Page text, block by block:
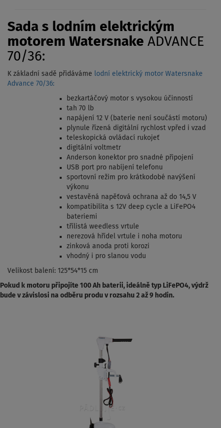
Sada s lodním elektrickým
motorem Watersnake ADVANCE
70/36:
K základní sadě přidáváme lodní elektrický motor Watersnake
Advance 70/36:
bezkartáčový motor s vysokou účinností
tah 70 lb
napájení 12 V (baterie není součástí motoru)
plynule řízená digitální rychlost vpřed i vzad
teleskopická ovládací rukojeť
digitální voltmetr
Anderson konektor pro snadné připojení
USB port pro nabíjení telefonu
sportovní režim pro krátkodobé navýšení
výkonu
vestavěná napěťová ochrana až do 14,5 V
kompatibilita s 12V deep cycle a LiFePO4
bateriemi
třílistá weedless vrtule
nerezová hřídel vrtule i noha motoru
zinková anoda proti korozi
vhodný i pro slanou vodu
Velikost balení: 125*54*15 cm
Pokud k motoru připojíte 100 Ah baterii, ideálně typ LiFePO4, výdrž
bude v závislosi na odběru produ v rozsahu 2 až 9 hodin.